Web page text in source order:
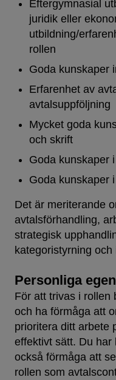
Eftergymnasial
juridik eller
utbildning/
rollen
Goda kunskaper
Erfarenhet av
avtalsuppföljning
Mycket goda
och skrift
Goda kunskaper
Goda kunskaper
Det är meriterande
avtalsförhandling,
strategisk
kategoristyrning och
Personliga
För att trivas i rollen
och ha förmåga att
prioritera ditt arbete
effektivt sätt. Du har
också förmåga att
rollen som